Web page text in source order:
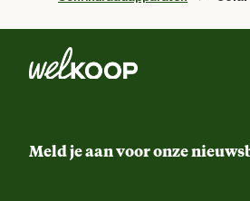
Meld je aan voor onze